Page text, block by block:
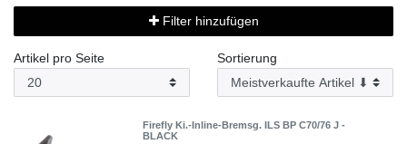
Filter hinzufügen
Artikel pro Seite Sortierung
Firefly Ki.-Inline-Bremsg. ILS BP C70/76 J -
BLACK